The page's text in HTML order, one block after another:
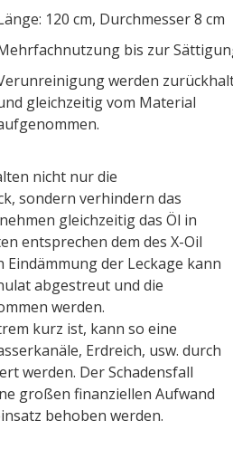
120 cm, Durchmesser 8 cm
bis zur
werden
gleichzeitig vom Material
nicht nur die
sondern verhindern das
gleichzeitig das Öl in
entsprechen dem des X-Oil
der Leckage kann
abgestreut und die
werden.
kurz ist, kann so eine
Erdreich, usw. durch
werden. Der Schadensfall
großen finanziellen Aufwand
behoben werden.